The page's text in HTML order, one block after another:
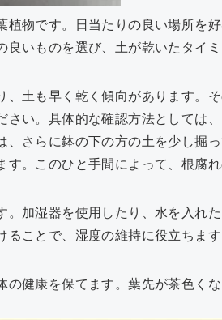
植物です。日当たりの良い場所を
いものを選び、土が乾いたタイ
、土も早く乾く傾向があります。
さい。具体的な確認方法としては
、さらに鉢の下の方の土を少し掘
。このひと手間によって、根腐れ
加湿器を使用したり、水を入れ
ことで、湿度の維持に役立ちます
健康を保てます。葉先が茶色く